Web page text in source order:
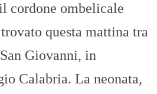
cordone ombelicale
questa mattina tra
Giovanni, in
Calabria. La neonata,